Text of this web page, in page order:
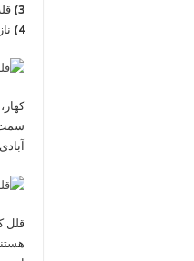
3)
4)
ناز 4108 متر
سمت
قلل